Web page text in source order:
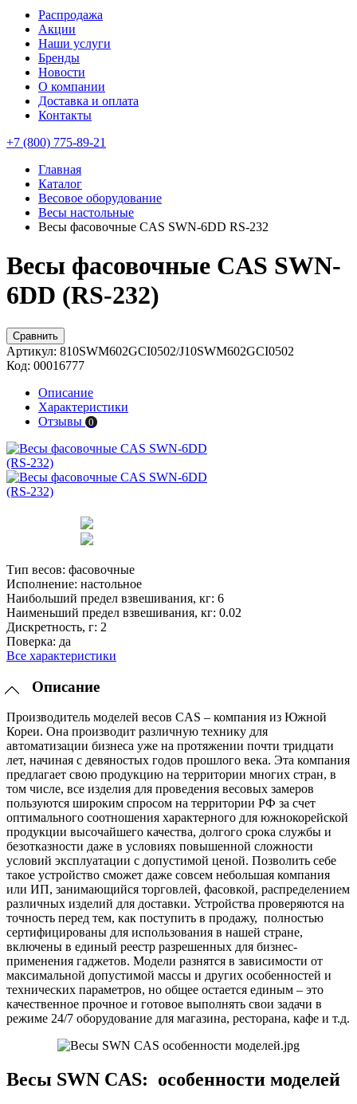
Распродажа
Акции
Наши услуги
Бренды
Новости
О компании
Доставка и оплата
Контакты
+7 (800) 775-89-21
Главная
Каталог
Весовое оборудование
Весы настольные
Весы фасовочные CAS SWN-6DD RS-232
Весы фасовочные CAS SWN-
6DD (RS-232)
Сравнить
Артикул: 810SWM602GCI0502/J10SWM602GCI0502
Код: 00016777
Описание
Характеристики
Отзывы 0
Тип весов: фасовочные
Исполнение: настольное
Наибольший предел взвешивания, кг: 6
Наименьший предел взвешивания, кг: 0.02
Дискретность, г: 2
Поверка: да
Все характеристики
Описание
Производитель моделей весов CAS – компания из Южной
Кореи. Она производит различную технику для
автоматизации бизнеса уже на протяжении почти тридцати
лет, начиная с девяностых годов прошлого века. Эта компания
предлагает свою продукцию на территории многих стран, в
том числе, все изделия для проведения весовых замеров
пользуются широким спросом на территории РФ за счет
оптимального соотношения характерного для южнокорейской
продукции высочайшего качества, долгого срока службы и
безотказности даже в условиях повышенной сложности
условий эксплуатации с допустимой ценой. Позволить себе
такое устройство сможет даже совсем небольшая компания
или ИП, занимающийся торговлей, фасовкой, распределением
различных изделий для доставки. Устройства проверяются на
точность перед тем, как поступить в продажу, полностью
сертифицированы для использования в нашей стране,
включены в единый реестр разрешенных для бизнес-
применения гаджетов. Модели разнятся в зависимости от
максимальной допустимой массы и других особенностей и
технических параметров, но общее остается единым – это
качественное прочное и готовое выполнять свои задачи в
режиме 24/7 оборудование для магазина, ресторана, кафе и т.д.
Весы SWN CAS: особенности моделей